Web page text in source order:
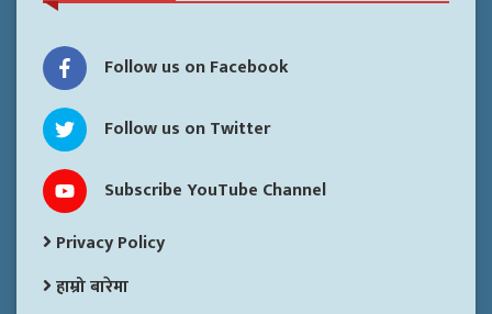
Follow us on Facebook
Follow us on Twitter
Subscribe YouTube Channel
Privacy Policy
हाम्रो बारेमा